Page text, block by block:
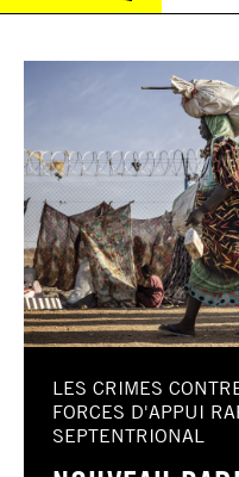
LES CRIMES
FORCES D'APPUI
SEPTENTRIONAL